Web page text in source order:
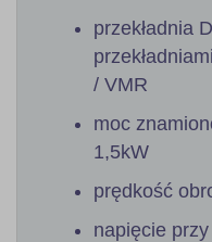
przekładnia
/ VMR
moc
1,5kW
prędkość
napięcie